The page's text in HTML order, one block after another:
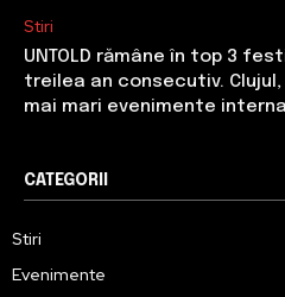
Stiri
UNTOLD rămâne în top 3
treilea an consecutiv.
mai mari evenimente
CATEGORII
Stiri
Evenimente